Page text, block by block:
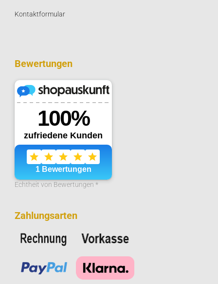
Kontaktformular
Bewertungen
Echtheit von Bewertungen *
Zahlungsarten